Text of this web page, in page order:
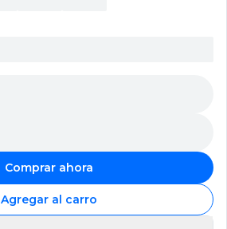
Comprar ahora
Agregar al carro